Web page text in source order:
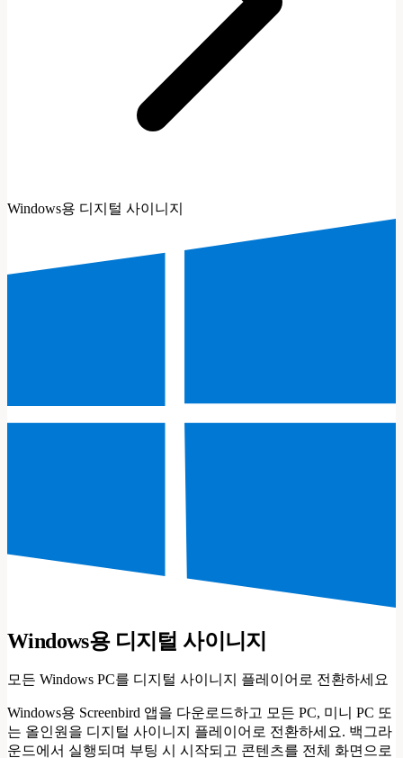
Windows용 디지털 사이니지
Windows용 디지털 사이니지
모든 Windows PC를 디지털 사이니지 플레이어로 전환하세요
Windows용 Screenbird 앱을 다운로드하고 모든 PC, 미니 PC 또
는 올인원을 디지털 사이니지 플레이어로 전환하세요. 백그라
운드에서 실행되며 부팅 시 시작되고 콘텐츠를 전체 화면으로